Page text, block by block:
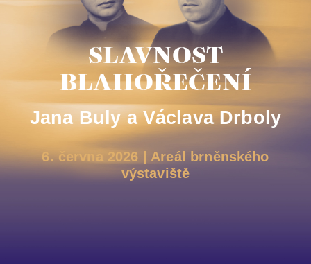
SLAVNOST
BLAHOŘEČENÍ
Jana Buly a Václava Drboly
6. června 2026 | Areál brněnského
výstaviště